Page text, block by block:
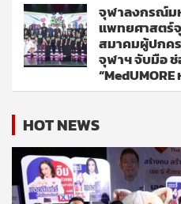
จุฬาลงกรณ์ม
แพทยศาสตร์
สมาคมผู้ปกคร
จุฬาฯ จับมือ ช่
HOT NEWS